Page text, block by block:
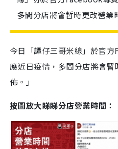
多間分店將會暫時更改營業
今日「譚仔三哥米線」於官
應近日疫情，多間分店將會
佈。」
按圖放大睇睇分店營業時間：